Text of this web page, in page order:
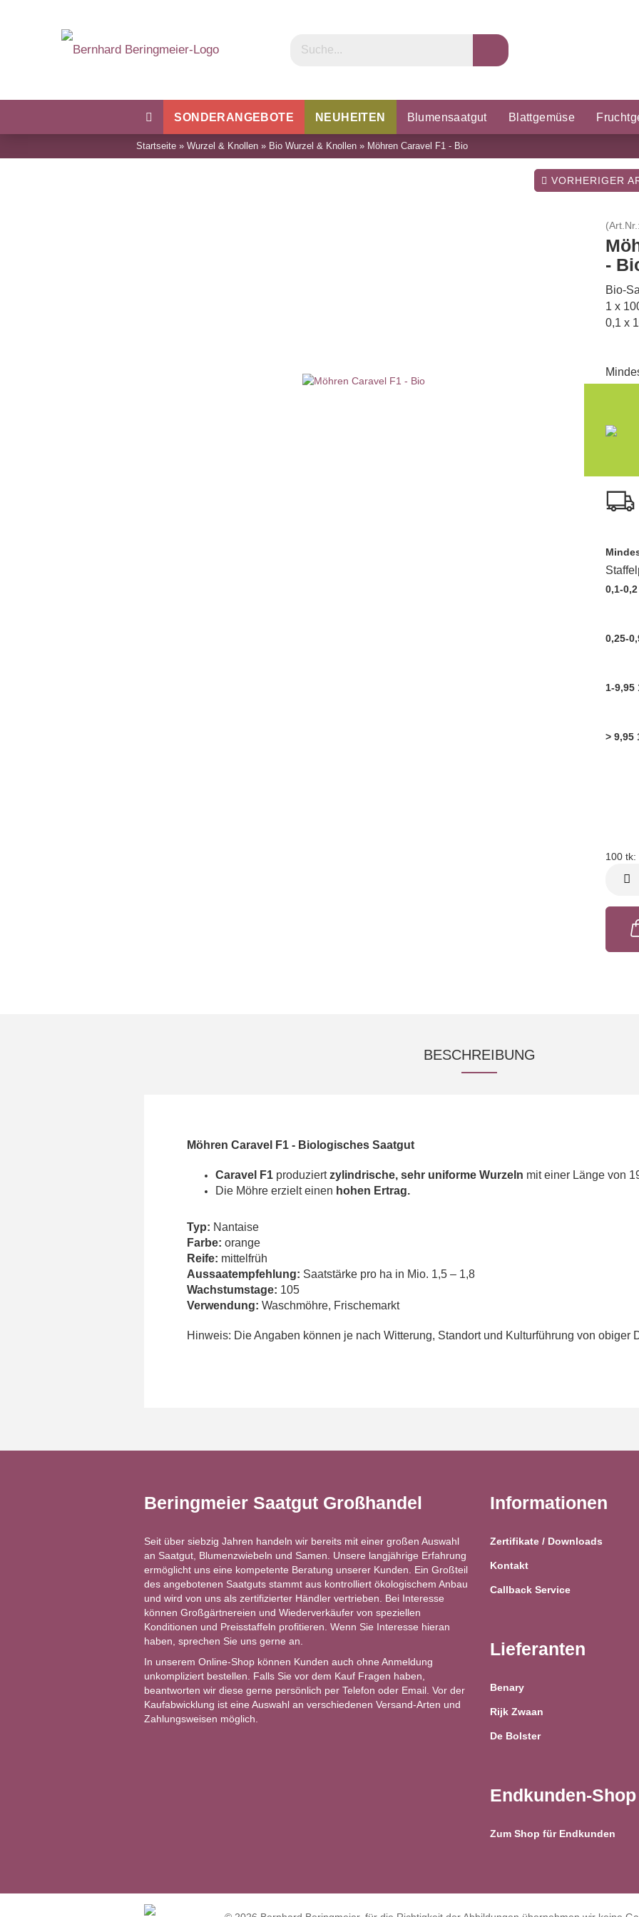
SONDERANGEBOTE NEUHEITEN Blumensaatgut Blattgemüse
Kohl Bohnen & Erbsen Wurzel & Knollen Microgreens
Startseite » Wurzel & Knollen » Bio Wurzel & Knollen » Möhren Caravel F1 - Bio
VORHERIGER
(Art.Nr.:
-
Bio-
1 x
0,1 x
0,1-
0,25-
1-9,95
> 9,95
100 tk:
BESCHREIBUNG
Möhren Caravel F1 - Biologisches Saatgut
Caravel F1 produziertzylindrische, sehr uniforme Wurzeln mit einer Länge von
Die Möhre erzielt einen hohen Ertrag.
Typ: Nantaise
Farbe: orange
Reife: mittelfrüh
Aussaatempfehlung: Saatstärke pro ha in Mio. 1,5 – 1,8
Wachstumstage: 105
Verwendung: Waschmöhre, Frischemarkt
Hinweis: Die Angaben können je nach Witterung, Standort und Kulturführung von obiger
Beringmeier Saatgut Großhandel
Seit über siebzig Jahren handeln wir bereits mit einer großen Auswahl
an Saatgut, Blumenzwiebeln und Samen. Unsere langjährige Erfahrung
ermöglicht uns eine kompetente Beratung unserer Kunden. Ein Großteil
des angebotenen Saatguts stammt aus kontrolliert ökologischem Anbau
und wird von uns als zertifizierter Händler vertrieben. Bei Interesse
können Großgärtnereien und Wiederverkäufer von speziellen
Konditionen und Preisstaffeln profitieren. Wenn Sie Interesse hieran
haben, sprechen Sie uns gerne an.
In unserem Online-Shop können Kunden auch ohne Anmeldung
unkompliziert bestellen. Falls Sie vor dem Kauf Fragen haben,
beantworten wir diese gerne persönlich per Telefon oder Email. Vor der
Kaufabwicklung ist eine Auswahl an verschiedenen Versand-Arten und
Zahlungsweisen möglich.
Informationen
Zertifikate / Downloads
Kontakt
Callback Service
Lieferanten
Benary
Rijk Zwaan
De Bolster
Endkunden-Shop
Zum Shop für Endkunden